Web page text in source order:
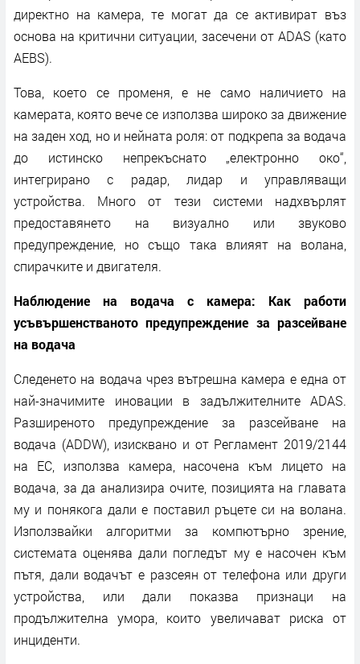
директно на камера, те могат да се активират въз
основа на критични ситуации, засечени от ADAS (като
AEBS).
Това, което се променя, е не само наличието на
камерата, която вече се използва широко за движение
на заден ход, но и нейната роля: от подкрепа за водача
до истинско непрекъснато „електронно око“,
интегрирано с радар, лидар и управляващи
устройства. Много от тези системи надхвърлят
предоставянето на визуално или звуково
предупреждение, но също така влияят на волана,
спирачките и двигателя.
Наблюдение на водача с камера: Как работи
усъвършенстваното предупреждение за разсейване
на водача
Следенето на водача чрез вътрешна камера е една от
най-значимите иновации в задължителните ADAS.
Разширеното предупреждение за разсейване на
водача (ADDW), изисквано и от Регламент 2019/2144
на ЕС, използва камера, насочена към лицето на
водача, за да анализира очите, позицията на главата
му и понякога дали е поставил ръцете си на волана.
Използвайки алгоритми за компютърно зрение,
системата оценява дали погледът му е насочен към
пътя, дали водачът е разсеян от телефона или други
устройства, или дали показва признаци на
продължителна умора, които увеличават риска от
инциденти.